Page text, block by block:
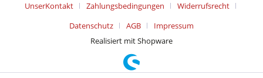
UnserKontakt
Zahlungsbedingungen
Widerrufsrecht
Datenschutz
AGB
Impressum
Realisiert mit Shopware